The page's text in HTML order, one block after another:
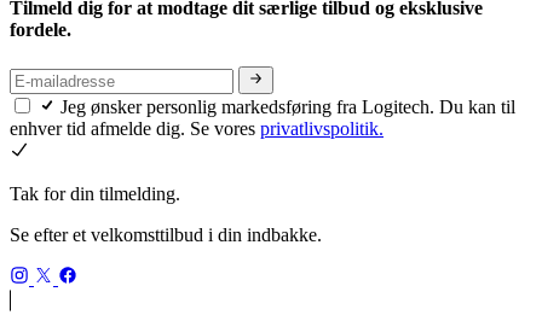
Tilmeld dig for at modtage dit særlige tilbud og eksklusive
fordele.
Jeg ønsker personlig markedsføring fra Logitech. Du kan til
enhver tid afmelde dig. Se vores privatlivspolitik.
Tak for din tilmelding.
Se efter et velkomsttilbud i din indbakke.